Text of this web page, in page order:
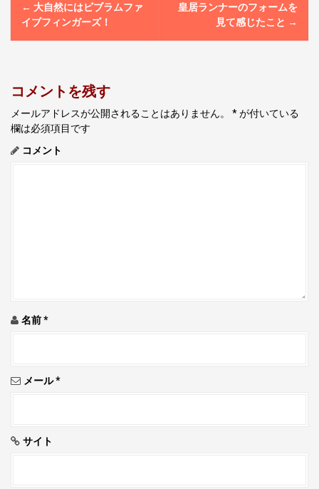
s
a
v
i
g
← 大自然にはビブラムファ
イブフィンガーズ！
皇居ランナーのフォームを
見て感じたこと →
コメントを残す
メールアドレスが公開されることはありません。 *が付いている
欄は必須項目です
コメント
名前*
メール*
サイト